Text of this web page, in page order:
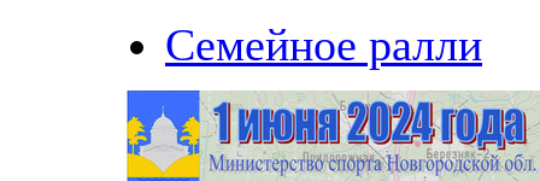
Семейное ралли